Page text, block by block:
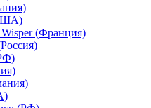
(Франция)